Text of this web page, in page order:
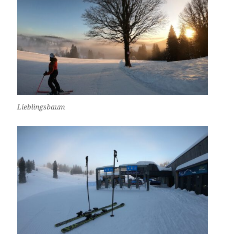
Lieblingsbaum